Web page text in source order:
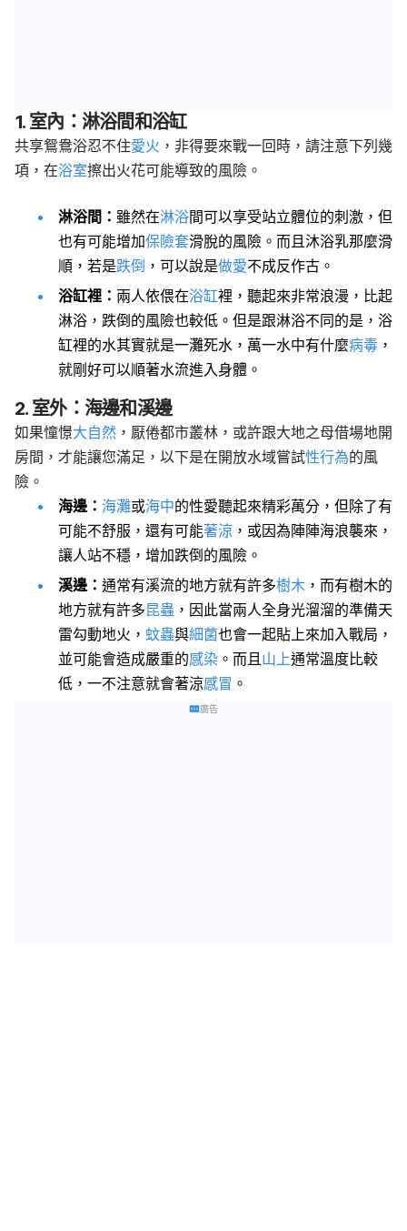
1. 室內：淋浴間和浴缸
共享鴛鴦浴忍不住愛火 ，非得要來戰一回時，請注意下列幾
項，在浴室擦出火花可能導致的風險。
淋浴間： 雖然在淋浴間可以享受站立體位的刺激，但
也有可能增加保險套滑脫的風險。而且沐浴乳那麼滑
順，若是跌倒 ，可以說是做愛不成反作古。
浴缸裡： 兩人依偎在浴缸裡，聽起來非常浪漫，比起
淋浴，跌倒的風險也較低。但是跟淋浴不同的是，浴
缸裡的水其實就是一灘死水，萬一水中有什麼病毒 ，
就剛好可以順著水流進入身體。
2. 室外：海邊和溪邊
如果憧憬大自然 ，厭倦都市叢林，或許跟大地之母借場地開
房間，才能讓您滿足，以下是在開放水域嘗試性行為的風
險。
海邊： 海灘或海中的性愛聽起來精彩萬分，但除了有
可能不舒服，還有可能著涼 ，或因為陣陣海浪襲來，
讓人站不穩，增加跌倒的風險。
溪邊： 通常有溪流的地方就有許多樹木 ，而有樹木的
地方就有許多昆蟲 ，因此當兩人全身光溜溜的準備天
雷勾動地火， 蚊蟲與細菌也會一起貼上來加入戰局，
並可能會造成嚴重的感染 。而且山上通常溫度比較
低，一不注意就會著涼感冒 。
廣告